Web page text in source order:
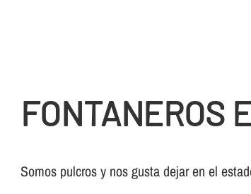
FONTANEROS
Somos pulcros y nos gusta dejar en el